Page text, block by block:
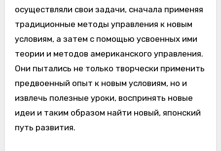
осуществляли свои задачи, сначала применяя
традиционные методы управления к новым
условиям, а затем с помощью усвоенных ими
теории и методов американского управления.
Они пытались не только творчески применить
предвоенный опыт к новым условиям, но и
извлечь полезные уроки, воспринять новые
идеи и таким образом найти новый, японский
путь развития.